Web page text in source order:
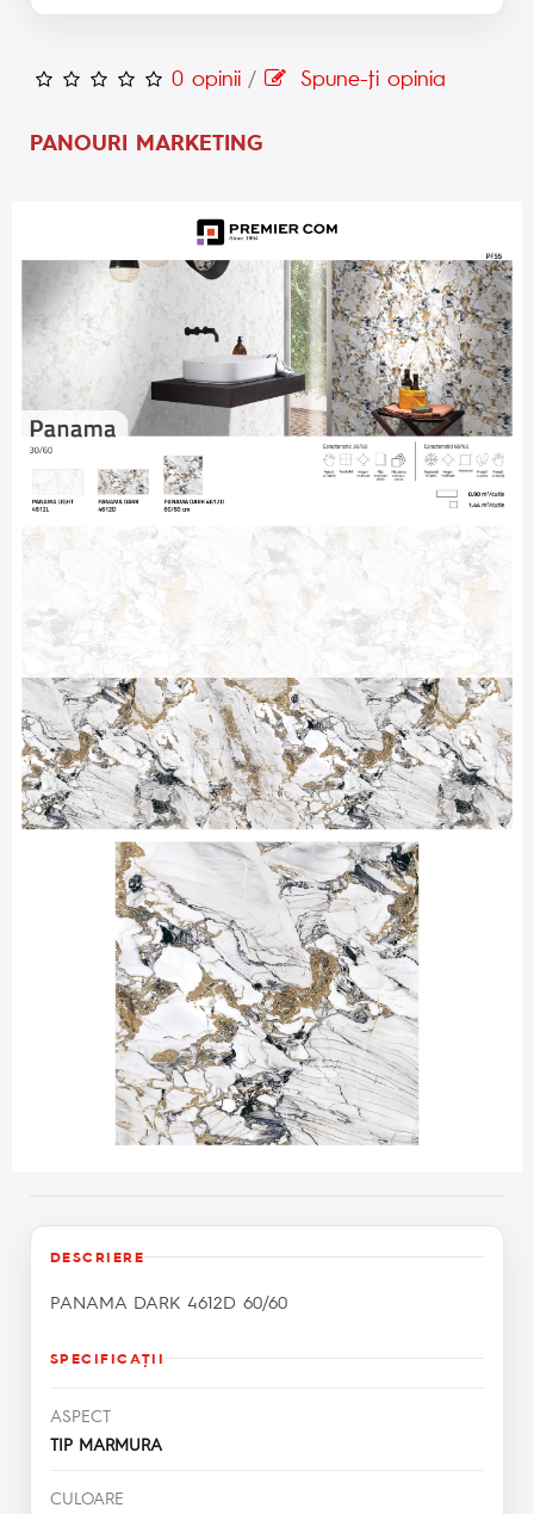
0 opinii / Spune-ţi opinia
PANOURI MARKETING
DESCRIERE
PANAMA DARK 4612D 60/60
SPECIFICAŢII
ASPECT
TIP MARMURA
CULOARE